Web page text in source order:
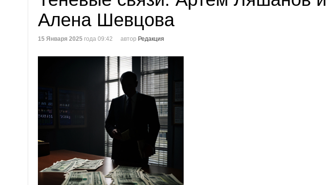
Алена Шевцова
15 Января 2025 года 09:42 автор Редакция